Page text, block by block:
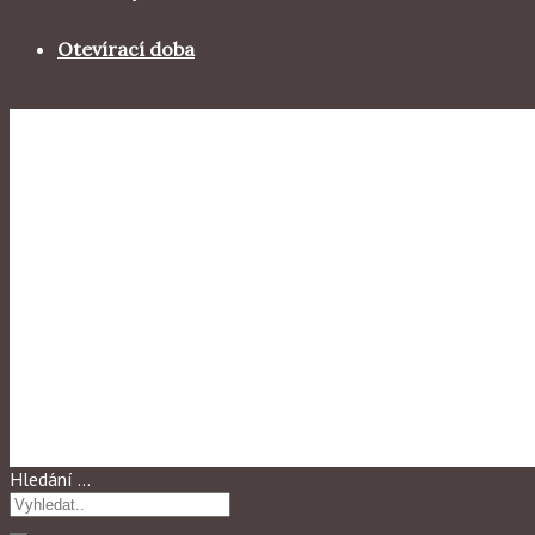
Otevírací doba
Hledání …